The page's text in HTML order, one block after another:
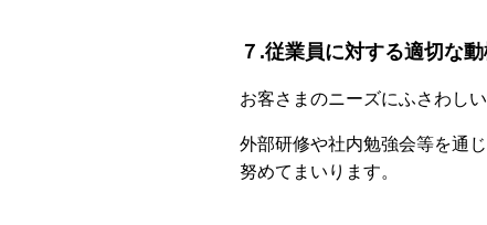
７.従業員に対する適切な
お客さまのニーズにふさわし
外部研修や社内勉強会等を通
努めてまいります。